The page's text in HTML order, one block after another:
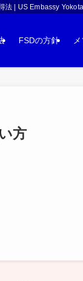
法 | US Embassy
FSDの方針
方